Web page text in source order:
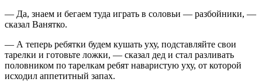
— Да, знаем и бегаем туда играть в соловьи — разбойники, —
сказал Ванятко.
— А теперь ребятки будем кушать уху, подставляйте свои
тарелки и готовьте ложки, — сказал дед и стал разливать
половником по тарелкам ребят наваристую уху, от которой
исходил аппетитный запах.